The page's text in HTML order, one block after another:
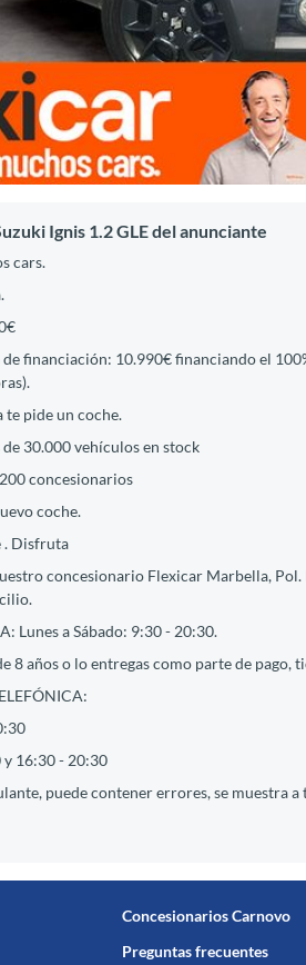
Ignis 1.2 GLE del anunciante
cars.
financiación: 10.990€ financiando el
te pide un coche.
30.000 vehículos en stock
concesionarios
coche.
. Disfruta
concesionario Flexicar Marbella,
Lunes a Sábado: 9:30 - 20:30.
8 años o lo entregas como parte de pago,
16:30 - 20:30
puede contener errores, se muestra
Concesionarios Carnovo
Preguntas frecuentes